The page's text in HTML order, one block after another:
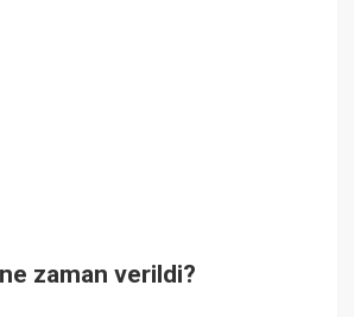
zaman verildi?